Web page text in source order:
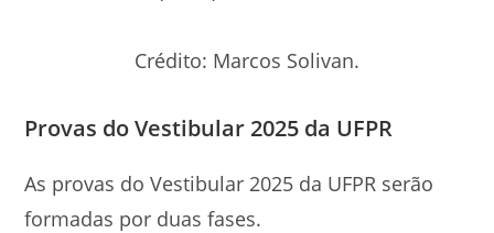
Crédito: Marcos Solivan.
Provas do Vestibular 2025 da UFPR
As provas do Vestibular 2025 da UFPR serão
formadas por duas fases.